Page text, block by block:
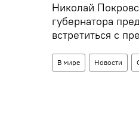
Николай
губернатора
встретиться с
В мире Новости